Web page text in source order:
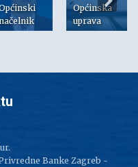
Općinska
uprava
Banke Zagreb -